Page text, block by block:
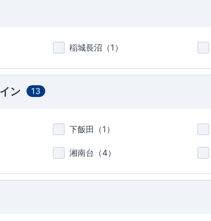
稲城長沼（1 ）
ン 13
下飯田（1 ）
湘南台（4）